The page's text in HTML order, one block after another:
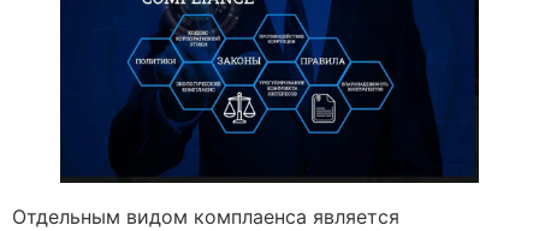
Отдельным видом комплаенса является